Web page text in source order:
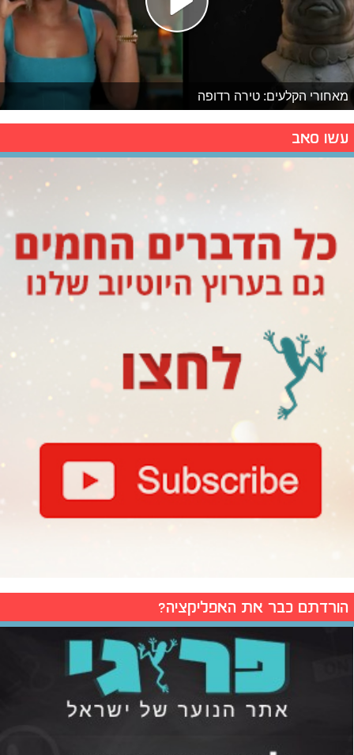
מאחורי הקלעים: טירה רדופה
עשו סאב
הורדתם כבר את האפליקציה?